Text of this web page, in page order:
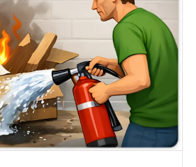
as Classes de Incêndios e